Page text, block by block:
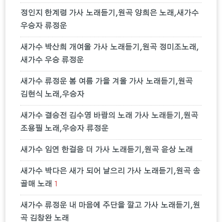
정인지 한계령 가사 노래듣기,원곡 양희은 노래,새가수
우승자 류정운
새가수 박산희 개여울 가사 노래듣기,원곡 정미조노래,
새가수 우승 류정운
새가수 류정운 봄 여름 가을 겨울 가사 노래듣기,원곡
김현식 노래,우승자
새가수 결승전 김수영 바람의 노래 가사 노래듣기,원곡
조용필 노래,우승자 류정운
새가수 임연 한걸음 더 가사 노래듣기,원곡 윤상 노래
새가수 박다은 새가 되어 날으리 가사 노래듣기,원곡 송
골매 노래 1
새가수 류정운 내 마음에 주단을 깔고 가사 노래듣기,원
곡 김창완 노래